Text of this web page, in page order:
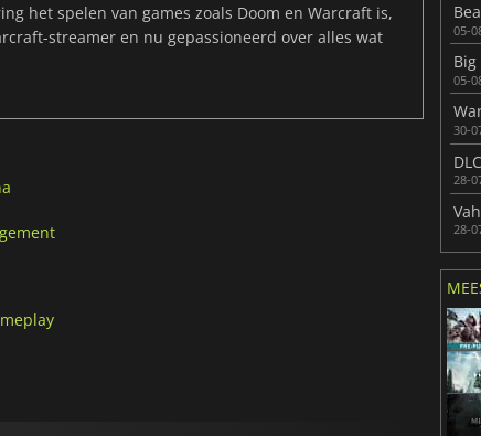
het spelen van games zoals Doom en Warcraft is,
streamer en nu gepassioneerd over alles wat
05-
05-
30-
28-
28-